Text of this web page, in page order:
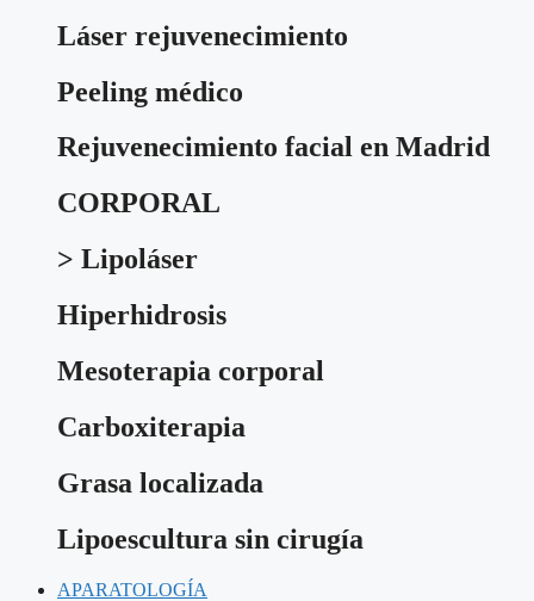
Láser rejuvenecimiento
Peeling médico
Rejuvenecimiento facial en Madrid
CORPORAL
> Lipoláser
Hiperhidrosis
Mesoterapia corporal
Carboxiterapia
Grasa localizada
Lipoescultura sin cirugía
APARATOLOGÍA